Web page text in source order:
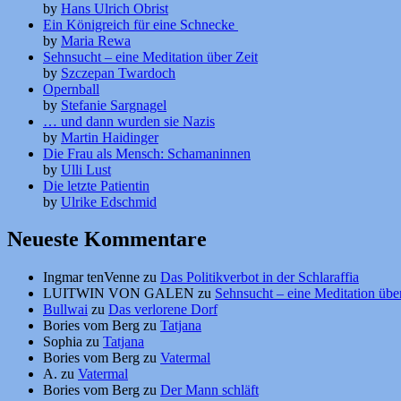
by Hans Ulrich Obrist
Ein Königreich für eine Schnecke
by Maria Rewa
Sehnsucht – eine Meditation über Zeit
by Szczepan Twardoch
Opernball
by Stefanie Sargnagel
… und dann wurden sie Nazis
by Martin Haidinger
Die Frau als Mensch: Schamaninnen
by Ulli Lust
Die letzte Patientin
by Ulrike Edschmid
Neueste Kommentare
Ingmar tenVenne zu Das Politikverbot in der Schlaraffia
LUITWIN VON GALEN zu Sehnsucht – eine Meditation
Bullwai zu Das verlorene Dorf
Bories vom Berg zu Tatjana
Sophia zu Tatjana
Bories vom Berg zu Vatermal
A. zu Vatermal
Bories vom Berg zu Der Mann schläft